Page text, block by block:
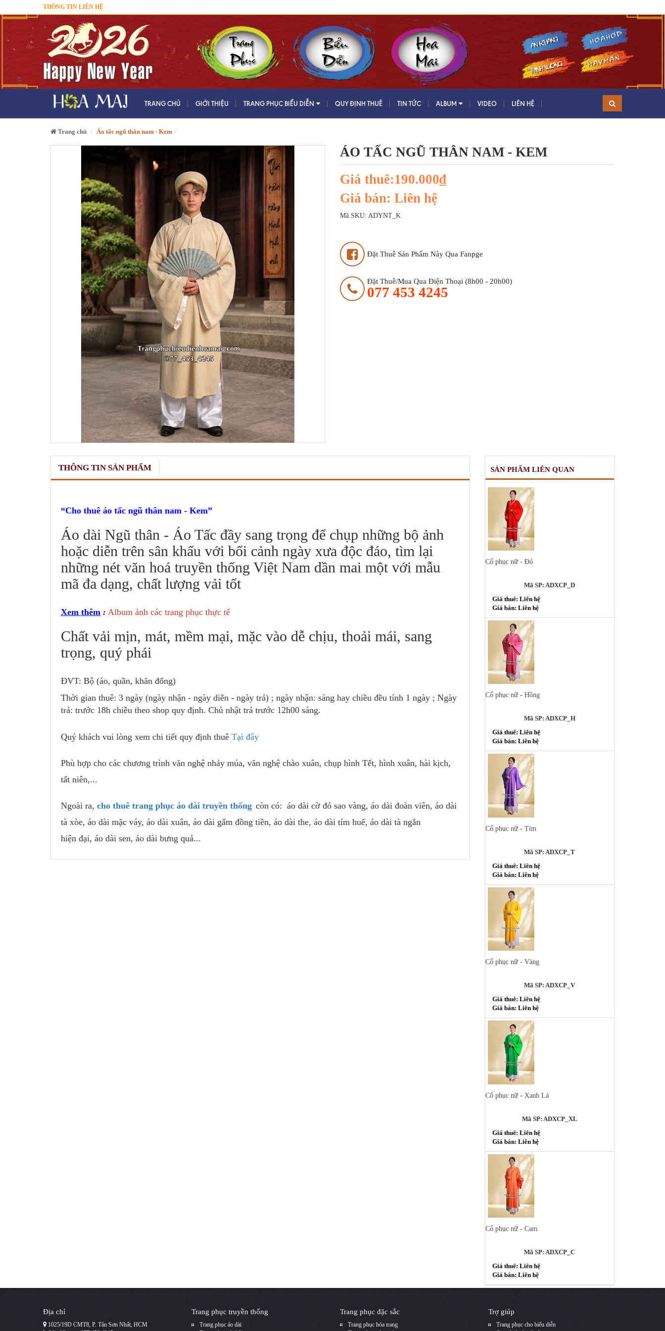
THÔNG TIN LIÊN HỆ
TRANG CHỦ GIỚI THIỆU TRANG PHỤC BIỂU DIỄN QUY ĐỊNH THUÊ TIN TỨC ALBUM VIDEO LIÊN HỆ
Trang chủ Áo tấc ngũ thân nam - Kem
ÁO TẤC NGŨ THÂN NAM - KEM
Giá thuê:190.000₫
Giá bán: Liên hệ
Mã SKU: ADYNT_K
Đặt Thuê Sản Phẩm Này Qua Fanpge
Đặt Thuê/mua Qua Điện Thoại (8h00 - 20h00)
077 453 4245
THÔNG TIN SẢN PHẨM
Cho thuê áo tấc ngũ thân nam - Kem
Áo dài Ngũ thân - Áo Tấc đầy sang trọng để chụp những bộ ảnh
hoặc diễn trên sân khấu với bối cảnh ngày xưa độc đáo, tìm lại
những nét văn hoá truyền thống Việt Nam dần mai một với mẫu
mã đa dạng, chất lượng vải tốt
Xem thêm : Album ảnh các trang phục thực tế
Chất vải mịn, mát, mềm mại, mặc vào dễ chịu, thoải mái, sang
trọng, quý phái
ĐVT: Bộ (áo, quần, khăn đống)
Thời gian thuê: 3 ngày (ngày nhận - ngày diễn - ngày trả) ; ngày nhận: sáng hay chiều đều tính 1 ngày ; Ngày
trả: trước 18h chiều theo shop quy định. Chủ nhật trả trước 12h00 sáng.
Quý khách vui lòng xem chi tiết quy định thuê Tại đây
Phù hợp cho các chương trình văn nghệ nhảy múa, văn nghệ chào xuân, chụp hình Tết, hình xuân, hài kịch,
tất niên,...
Ngoài ra, cho thuê trang phục áo dài truyền thống còn có: áo dài cờ đỏ sao vàng, áo dài đoàn viên, áo dài
tà xòe, áo dài mặc váy, áo dài xuân, áo dài gấm đồng tiền, áo dài the, áo dài tím huế, áo dài tà ngắn
hiện đại, áo dài sen, áo dài bưng quả...
SẢN PHẨM LIÊN QUAN
Cổ phục nữ - Đỏ
Mã SP: ADXCP_D
Giá thuê: Liên hệ
Giá bán: Liên hệ
Cổ phục nữ - Hồng
Mã SP: ADXCP_H
Giá thuê: Liên hệ
Giá bán: Liên hệ
Cổ phục nữ - Tím
Mã SP: ADXCP_T
Giá thuê: Liên hệ
Giá bán: Liên hệ
Cổ phục nữ - Vàng
Mã SP: ADXCP_V
Giá thuê: Liên hệ
Giá bán: Liên hệ
Cổ phục nữ - Xanh Lá
Mã SP: ADXCP_XL
Giá thuê: Liên hệ
Giá bán: Liên hệ
Cổ phục nữ - Cam
Mã SP: ADXCP_C
Giá thuê: Liên hệ
Giá bán: Liên hệ
Địa chỉ
1025/19D CMT8, P. Tân Sơn Nhất, HCM
Trang phục truyền thống
Trang phục áo dài
Trang phục đặc sắc
Trang phục hóa trang
Trợ giúp
Trang phục cho biểu diễn